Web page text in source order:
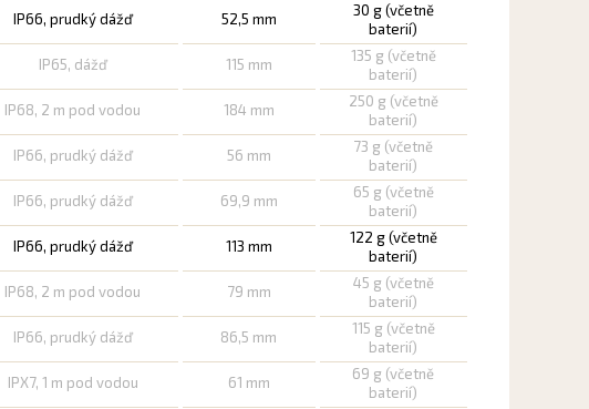
IP66, prudký dážď 52,5 mm
30 g (včetně
baterií)
IP65, dážď 115 mm
135 g (včetně
baterií)
IP68, 2 m pod vodou 184 mm
250 g (včetně
baterií)
IP66, prudký dážď 56 mm
73 g (včetně
baterií)
IP66, prudký dážď 69,9 mm
65 g (včetně
baterií)
IP66, prudký dážď 113 mm
122 g (včetně
baterií)
IP68, 2 m pod vodou 79 mm
45 g (včetně
baterií)
IP66, prudký dážď 86,5 mm
115 g (včetně
baterií)
IPX7, 1 m pod vodou 61 mm
69 g (včetně
baterií)